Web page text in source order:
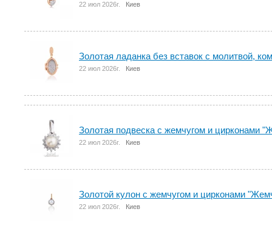
22 июл 2026г. Киев
Золотая ладанка без вставок с молитвой,
22 июл 2026г. Киев
Золотая подвеска с жемчугом и цирконами
22 июл 2026г. Киев
Золотой кулон с жемчугом и цирконами
22 июл 2026г. Киев